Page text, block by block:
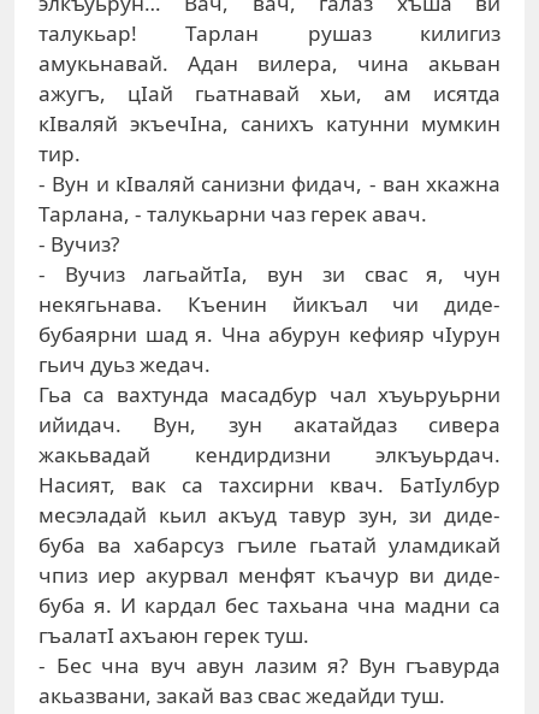
талукьар! Тарлан рушаз килигиз
амукьнавай. Адан вилера, чина акьван
ажугъ, цIай гьатнавай хьи, ам исятда
кIваляй экъечIна, санихъ катунни мумкин
тир.
- Вун и кIваляй санизни фидач, - ван хкажна
Тарлана, - талукьарни чаз герек авач.
- Вучиз?
- Вучиз лагьайтIа, вун зи свас я, чун
некягьнава. Къенин йикъал чи диде-
бубаярни шад я. Чна абурун кефияр чIурун
гьич дуьз жедач.
Гьа са вахтунда масадбур чал хъуьруьрни
ийидач. Вун, зун акатайдаз сивера
жакьвадай кендирдизни элкъуьрдач.
Насият, вак са тахсирни квач. БатIулбур
месэладай кьил акъуд тавур зун, зи диде-
буба ва хабарсуз гъиле гьатай уламдикай
чпиз иер акурвал менфят къачур ви диде-
буба я. И кардал бес тахьана чна мадни са
гъалатI ахъаюн герек туш.
- Бес чна вуч авун лазим я? Вун гъавурда
акьазвани, закай ваз свас жедайди туш.